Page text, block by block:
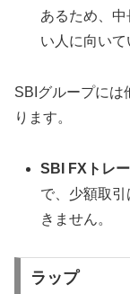
あるため、
い人に向いて
SBIグループには
ります。
SBI FXトレ
で、少額取
きません。
ラップ